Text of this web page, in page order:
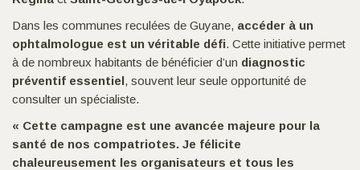
Dans les communes reculées de Guyane, accéder à un
ophtalmologue est un véritable défi. Cette initiative permet
à de nombreux habitants de bénéficier d’un diagnostic
préventif essentiel, souvent leur seule opportunité de
consulter un spécialiste.
« Cette campagne est une avancée majeure pour la
santé de nos compatriotes. Je félicite
chaleureusement les organisateurs et tous les